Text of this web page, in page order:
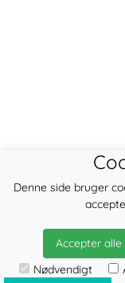
© 2026
Denne side bruger
Accepter alle
Nødvendigt